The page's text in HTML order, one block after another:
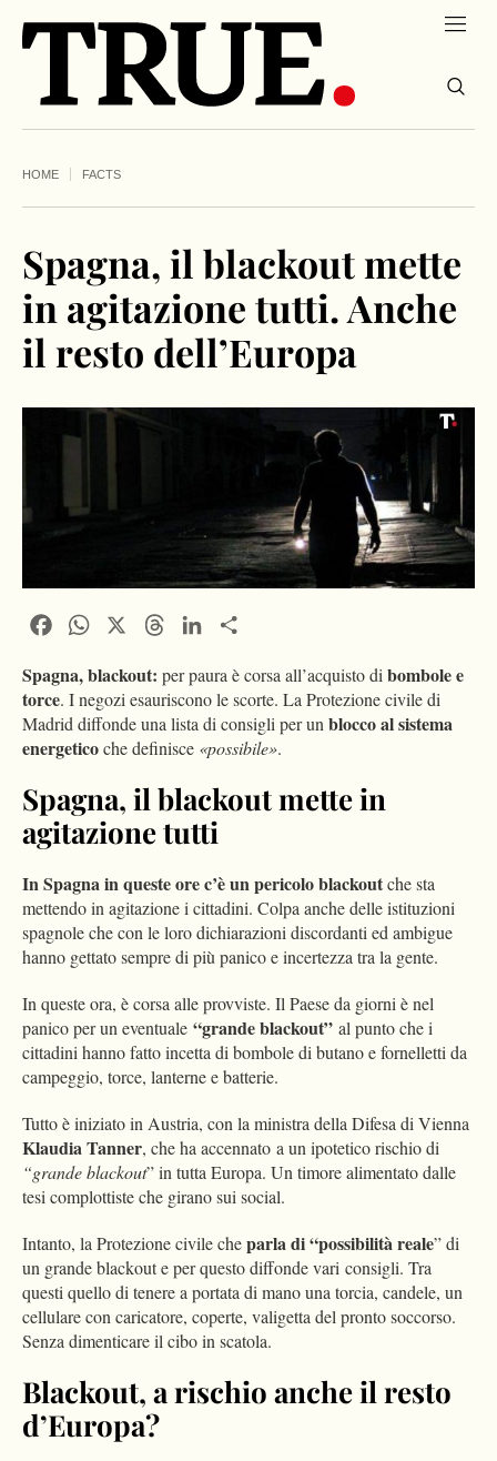
HOME FACTS
Spagna, il blackout mette
in agitazione tutti. Anche
il resto dell’Europa
FacebookWhatsApp ThreadsLinkedIn
Spagna, blackout: per paura è corsa all’acquisto di bombole e
torce. I negozi esauriscono le scorte. La Protezione civile di
Madrid diffonde una lista di consigli per un blocco al sistema
energeticoche definisce «possibile».
Spagna, il blackout mette in
agitazione tutti
In Spagna in queste ore c’è un pericolo blackoutche sta
mettendo in agitazione i cittadini. Colpa anche delle istituzioni
spagnole che con le loro dichiarazioni discordanti ed ambigue
hanno gettato sempre di più panico e incertezza tra la gente.
In queste ora, è corsa alle provviste. Il Paese da giorni è nel
panico per un eventuale “grande blackout” al punto che i
cittadini hanno fatto incetta di bombole di butano e fornelletti da
campeggio, torce, lanterne e batterie.
Tutto è iniziato in Austria, con la ministra della Difesa di Vienna
Klaudia Tanner, che ha accennato a un ipotetico rischio di
“grande blackout” in tutta Europa. Un timore alimentato dalle
tesi complottiste che girano sui social.
Intanto, la Protezione civile cheparla di “possibilità reale” di
un grande blackout e per questo diffonde vari consigli. Tra
questi quello di tenere a portata di mano una torcia, candele, un
cellulare con caricatore, coperte, valigetta del pronto soccorso.
Senza dimenticare il cibo in scatola.
Blackout, a rischio anche il resto
d’Europa?